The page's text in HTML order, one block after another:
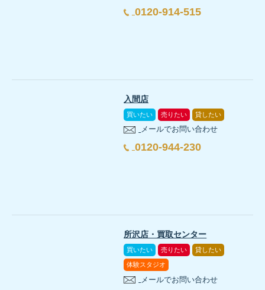
0120-914-515
入間店
買いたい 売りたい 貸したい
メールでお問い合わせ
0120-944-230
所沢店・買取センター
買いたい 売りたい 貸したい
体験スタジオ
メールでお問い合わせ